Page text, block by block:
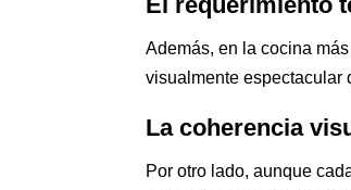
Además, en la cocina
visualmente espectacular
La coherencia
Por otro lado, aunque